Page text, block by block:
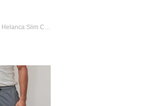
Calça Jogger Tecido Helanca Slim Casual Academia